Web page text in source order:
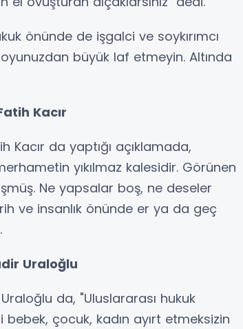
önünde de işgalci ve soykırımcı
büyük laf etmeyin. Altında
Kacır
Kacır da yaptığı açıklamada,
yıkılmaz kalesidir. Görünen
Ne yapsalar boş, ne deseler
ve insanlık önünde er ya da geç
Uraloğlu
da, "Uluslararası hukuk
çocuk, kadın ayırt etmeksizin